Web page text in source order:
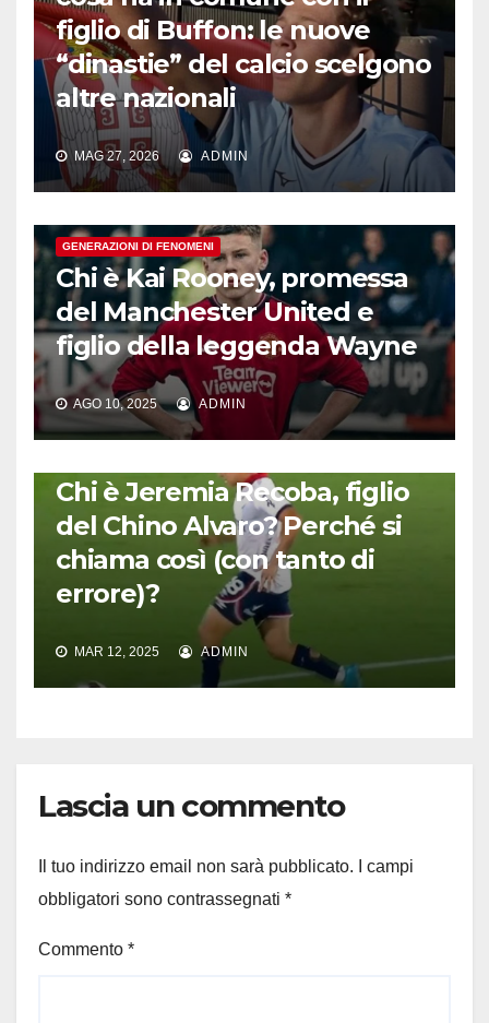
figlio di Buffon: le nuove
“dinastie” del calcio scelgono
altre nazionali
MAG 27, 2026 ADMIN
GENERAZIONI DI FENOMENI
Chi è Kai Rooney, promessa
del Manchester United e
figlio della leggenda Wayne
AGO 10, 2025 ADMIN
Chi è Jeremia Recoba, figlio
del Chino Alvaro? Perché si
chiama così (con tanto di
errore)?
MAR 12, 2025 ADMIN
Lascia un commento
Il tuo indirizzo email non sarà pubblicato.
I campi
obbligatori sono contrassegnati *
Commento *